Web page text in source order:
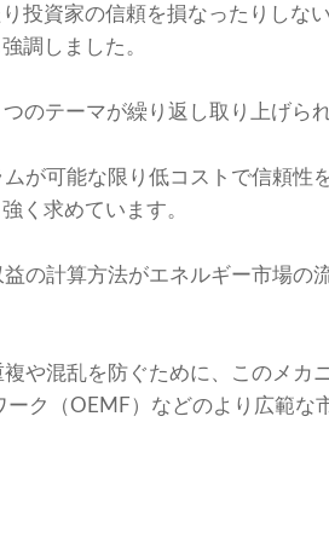
投資家の信頼を損なったりしな
調しました。
のテーマが繰り返し取り上げら
が可能な限り低コストで信頼性
く求めています。
の計算方法がエネルギー市場の
や混乱を防ぐために、このメカ
ク（OEMF）などのより広範な